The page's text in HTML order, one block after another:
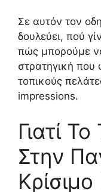
Σε αυτόν τον
δουλεύει, πού
πώς μπορούμε
στρατηγική που
τοπικούς
impressions.
Γιατί
Στην